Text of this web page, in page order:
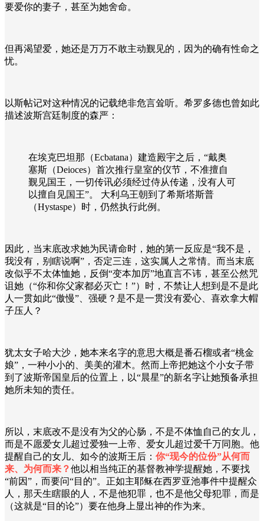
要爱你的妻子，甚至为她舍命。
但再渴望爱，她还是万万不敢主动觐见的，因为的确有性命之
忧。
以斯帖记对这种情况的记载绝非危言耸听。希罗多德也曾如此
描述波斯宫廷制度的森严：
在埃克巴坦那（Ecbatana）建造殿宇之后，“戴奥
塞斯（Deioces）首次推行皇室的仪节，不准擅自
觐见国王，一切传讯必须经过侍从传递，没有人可
以擅自见国王”。 大利乌王朝到了希斯塔斯普
（Hystaspe）时，仍然执行此例。
因此，当末底改求她为民请命时，她的第一反应是“我不是，
我没有，别瞎说啊”，否定三连，这实属人之常情。而当末底
改似乎不太体恤她，反倒“变本加厉”地直言不讳，甚至公然咒
诅她（“你和你父家都必灭亡！”）时，不禁让人想到是不是此
人一贯如此“傲慢”、强硬？是不是一贯没有爱心、喜欢拿大帽
子压人？
犹太女子哈大沙，她本来名字的意思大概是番石榴或者“桃金
娘”，一种小小的、美美的灌木。然而上帝把她这个小女子带
到了波斯帝国皇后的位置上，以“晨星”的新名字让她预备承担
她所未知的责任。
所以，末底改不是没有为父的心肠，不是不体恤自己的女儿，
而是不愿爱女儿超过爱独一上帝、爱女儿超过爱千万同胞。他
提醒自己的女儿、如今的波斯王后： 你“现今的位份”从何而
来、为何而来？他以相当纯正的基督教神学提醒她，不要找
“前因”，而要问“目的”。正如主耶稣在西罗亚池事件中提醒众
人，那天生瞎眼的人，不是他犯罪，也不是他父母犯罪，而是
（这就是“目的论”）要在他身上显出神的作为来。